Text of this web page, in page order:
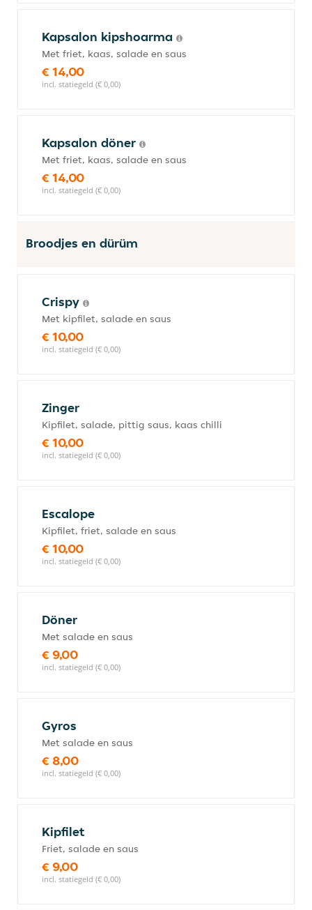
Kapsalon kipshoarma
Met friet, kaas, salade en saus
€ 14,00
incl. statiegeld (€ 0,00)
Kapsalon döner
Met friet, kaas, salade en saus
€ 14,00
incl. statiegeld (€ 0,00)
Broodjes en dürüm
Crispy
Met kipfilet, salade en saus
€ 10,00
incl. statiegeld (€ 0,00)
Zinger
Kipfilet, salade, pittig saus, kaas chilli
€ 10,00
incl. statiegeld (€ 0,00)
Escalope
Kipfilet, friet, salade en saus
€ 10,00
incl. statiegeld (€ 0,00)
Döner
Met salade en saus
€ 9,00
incl. statiegeld (€ 0,00)
Gyros
Met salade en saus
€ 8,00
incl. statiegeld (€ 0,00)
Kipfilet
Friet, salade en saus
€ 9,00
incl. statiegeld (€ 0,00)